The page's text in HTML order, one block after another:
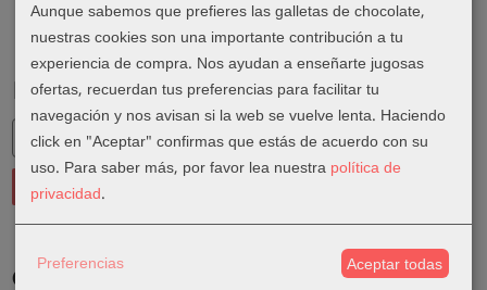
Marcas
Costes de Envío
Aunque sabemos que prefieres las galletas de chocolate,
nuestras cookies son una importante contribución a tu
experiencia de compra. Nos ayudan a enseñarte jugosas
ofertas, recuerdan tus preferencias para facilitar tu
navegación y nos avisan si la web se vuelve lenta. Haciendo
click en "Aceptar" confirmas que estás de acuerdo con su
uso. Para saber más, por favor lea nuestra política de
privacidad.
Preferencias Aceptar todas